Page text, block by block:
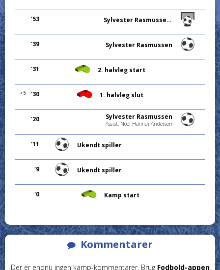
'53 Sylvester Rasmussen (Straffe)
'39 Sylvester Rasmussen
'31 2. halvleg start
'30
+5 1. halvleg slut
'20 Sylvester Rasmussen
Assist: Noel Hamidi Andersen
'11 Ukendt spiller
'9 Ukendt spiller
'0 Kamp start
Kommentarer
Der er endnu ingen kamp-kommentarer. Brug Fodbold-appen